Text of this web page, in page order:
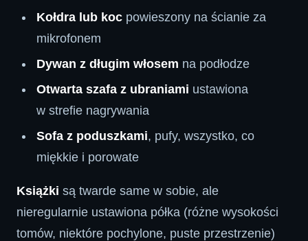
Kołdra lub koc powieszony na ścianie za
mikrofonem
Dywan z długim włosem na podłodze
Otwarta szafa z ubraniami ustawiona
w strefie nagrywania
Sofa z poduszkami, pufy, wszystko, co
miękkie i porowate
Książki są twarde same w sobie, ale
nieregularnie ustawiona półka (różne wysokości
tomów, niektóre pochylone, puste przestrzenie)